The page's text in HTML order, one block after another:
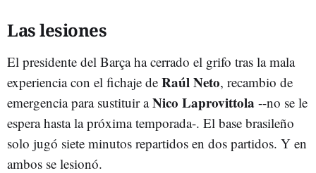
Las lesiones
El presidente del Barça ha cerrado el grifo tras la mala
experiencia con el fichaje de Raúl Neto, recambio de
emergencia para sustituir aNico Laprovittola --no se le
espera hasta la próxima temporada-. El base brasileño
solo jugó siete minutos repartidos en dos partidos. Y en
ambos se lesionó.